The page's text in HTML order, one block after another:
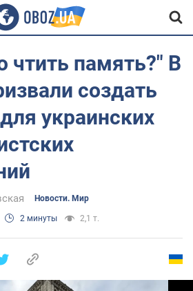
чтить память?" В
создать
украинских
Новости. Мир
2 минуты 2,1 т.